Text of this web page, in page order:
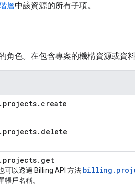
層中該資源的所有子項。
色。在包含專案的機構資源或資
. projects. create
. projects. delete
. projects. get
可以透過 Billing API 方法
戶名稱。